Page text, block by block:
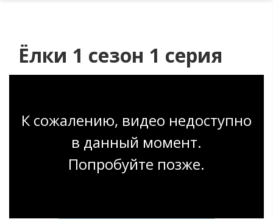
Ёлки 1 сезон 1 серия
К сожалению, видео недоступно
в данный момент.
Попробуйте позже.